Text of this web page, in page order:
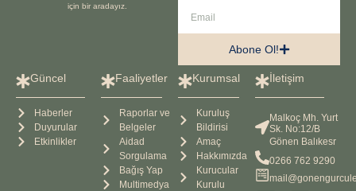
için bir aradayız.
Abone Ol!
Güncel
Haberler
Duyurular
Etkinlikler
Faaliyetler
Raporlar ve
Belgeler
Aidad
Sorgulama
Bağış Yap
Multimedya
Kurumsal
Kuruluş
Bildirisi
Amaç
Hakkımızda
Kurucular
Kurulu
İletişim
Malkoç Mh. Yurt
Sk. No:12/B
Gönen Balıkesr
0266 762 9290